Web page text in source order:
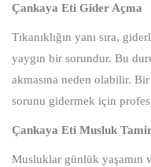
Çankaya Eti Gider Açma
Tıkanıklığın yanı sıra,
yaygın bir sorundur. Bu
akmasına neden olabilir.
sorunu gidermek için
Çankaya Eti Musluk
Musluklar günlük yaşamın